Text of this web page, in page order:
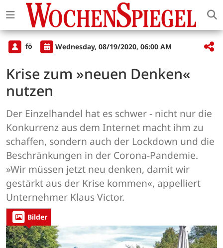
fö Wednesday, 08/19/2020, 06:00 AM
Krise zum »neuen Denken«
nutzen
Der Einzelhandel hat es schwer - nicht nur die
Konkurrenz aus dem Internet macht ihm zu
schaffen, sondern auch der Lockdown und die
Beschränkungen in der Corona-Pandemie.
»Wir müssen jetzt neu denken, damit wir
gestärkt aus der Krise kommen«, appelliert
Unternehmer Klaus Victor.
Bilder